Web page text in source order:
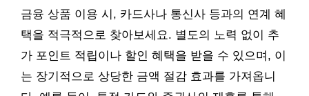
금융 상품 이용 시, 카드사나 통신사 등과의 연계 혜
택을 적극적으로 찾아보세요. 별도의 노력 없이 추
가 포인트 적립이나 할인 혜택을 받을 수 있으며, 이
는 장기적으로 상당한 금액 절감 효과를 가져옵니